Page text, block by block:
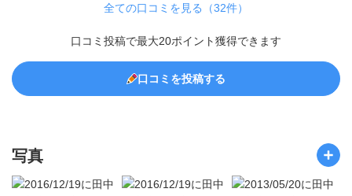
全ての口コミを見る（32件）
口コミ投稿で最大20ポイント獲得できます
口コミを投稿する
写真